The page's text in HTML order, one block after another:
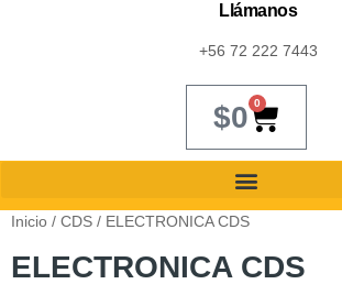
Llámanos
+56 72 222 7443
$0 0
Inicio / CDS / ELECTRONICA CDS
ELECTRONICA CDS